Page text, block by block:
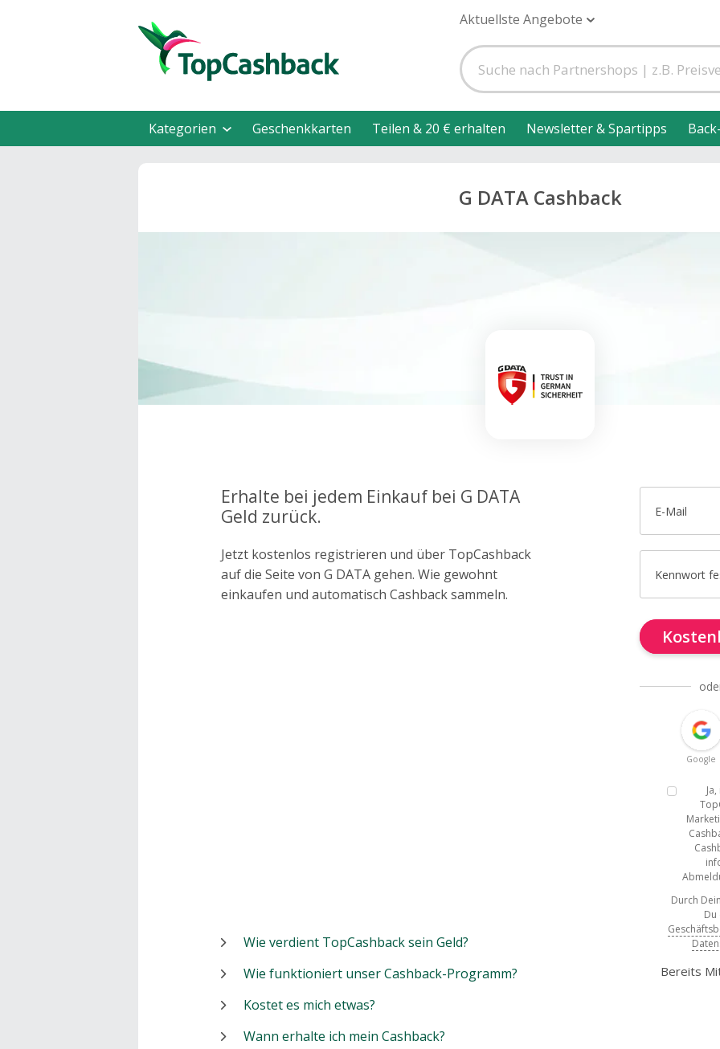
Aktuellste Angebote
Kategorien Geschenkkarten Teilen & 20 € erhalten Newsletter & Spartipps
G DATA Cashback
Erhalte bei jedem Einkauf bei G DATA
Geld zurück.
Jetzt kostenlos registrieren und über TopCashback
auf die Seite von G DATA gehen. Wie gewohnt
einkaufen und automatisch Cashback sammeln.
E-Mail
Kennwort
Google
Durch
Bereits
Wie verdient TopCashback sein Geld?
Wie funktioniert unser Cashback-Programm?
Kostet es mich etwas?
Wann erhalte ich mein Cashback?